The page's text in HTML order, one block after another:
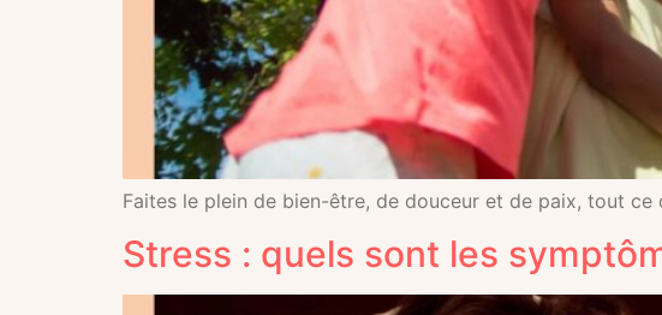
Faites le plein de bien-être, de douceur et de paix, tout
Stress : quels sont les